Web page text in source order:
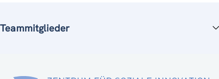
Teammitglieder